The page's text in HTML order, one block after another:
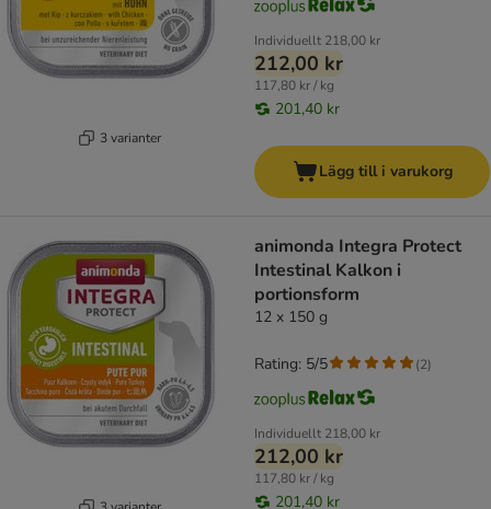
3 varianter
Individuellt 218,00 kr
212,00 kr
117,80 kr / kg
201,40 kr
Lägg till i varukorg
animonda Integra Protect
Intestinal Kalkon i
portionsform
12 x 150 g
Individuellt 218,00 kr
212,00 kr
117,80 kr / kg
201,40 kr
Rating: 5/5 (2)